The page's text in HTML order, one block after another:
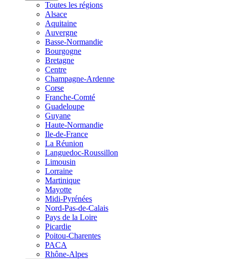
Toutes les régions
Alsace
Aquitaine
Auvergne
Basse-Normandie
Bourgogne
Bretagne
Centre
Champagne-Ardenne
Corse
Franche-Comté
Guadeloupe
Guyane
Haute-Normandie
Ile-de-France
La Réunion
Languedoc-Roussillon
Limousin
Lorraine
Martinique
Mayotte
Midi-Pyrénées
Nord-Pas-de-Calais
Pays de la Loire
Picardie
Poitou-Charentes
PACA
Rhône-Alpes